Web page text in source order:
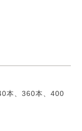
本、360本、400